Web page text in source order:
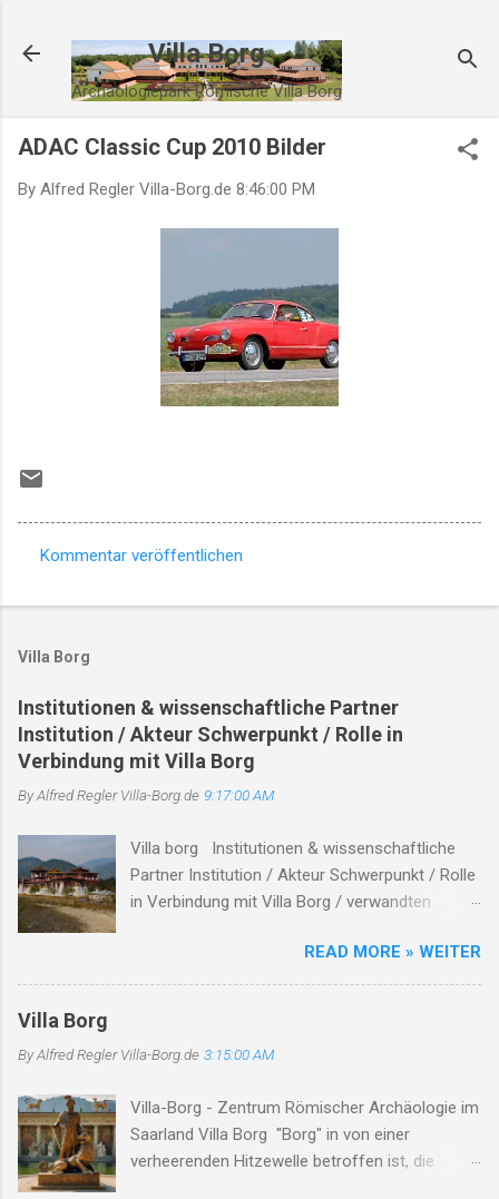
Villa Borg
Archäologiepark Römische Villa Borg
ADAC Classic Cup 2010 Bilder
By Alfred Regler Villa-Borg.de 8:46:00 PM
o
e
n
t
a
e
Kommentar veröffentlichen
Villa Borg
Institutionen & wissenschaftliche Partner
Institution / Akteur Schwerpunkt / Rolle in
Verbindung mit Villa Borg
By Alfred ReglerVilla-Borg.de 9:17:00 AM
Villa borg Institutionen & wissenschaftliche
Partner Institution / Akteur Schwerpunkt / Rolle
in Verbindung mit Villa Borg / verwandten
Merzig-Wadern Träger des Archäologieparks
Villa Borg unterhält die Villa Borg als
borg.de ) Staatliches Konservatoramt
Denkmalschutz in Kooperation mit der
Kulturstiftung bei Ausgrabungen &
Rekonstruktionen ( villa-borg.de ) Universitäten
READ MORE » WEITER
Villa Borg
By Alfred ReglerVilla-Borg.de 3:15:00 AM
Villa-Borg - Zentrum Römischer Archäologie im
Saarland Villa Borg "Borg" in von einer
verheerenden Hitzewelle betroffen ist, die